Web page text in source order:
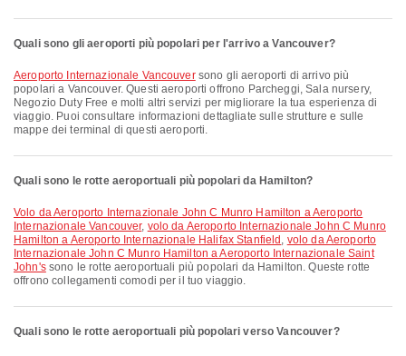
Quali sono gli aeroporti più popolari per l'arrivo a Vancouver?
Aeroporto Internazionale Vancouversono gli aeroporti di arrivo più
popolari a Vancouver. Questi aeroporti offrono Parcheggi, Sala nursery,
Negozio Duty Free e molti altri servizi per migliorare la tua esperienza di
viaggio. Puoi consultare informazioni dettagliate sulle strutture e sulle
mappe dei terminal di questi aeroporti.
Quali sono le rotte aeroportuali più popolari da Hamilton?
volo da Aeroporto Internazionale John C Munro Hamilton a Aeroporto
Internazionale Vancouver, volo da Aeroporto Internazionale John C Munro
Hamilton a Aeroporto Internazionale Halifax Stanfield , volo da Aeroporto
Internazionale John C Munro Hamilton a Aeroporto Internazionale Saint
John'ssono le rotte aeroportuali più popolari da Hamilton. Queste rotte
offrono collegamenti comodi per il tuo viaggio.
Quali sono le rotte aeroportuali più popolari verso Vancouver?